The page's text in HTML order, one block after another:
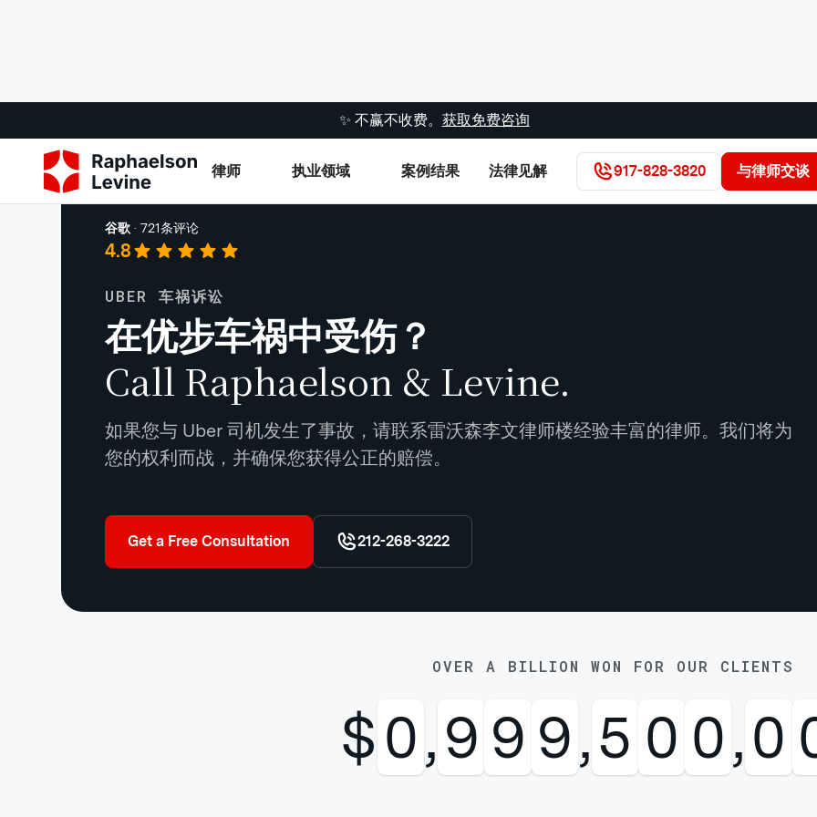
✨ 不赢不收费。 获取免费咨询
律师 执业领域 案例结果 法律见解 917-828-3820
与律师交谈
车祸
谷歌 · 721条评论
4.8
UBER 车祸诉讼
在优步车祸中受伤？
Call Raphaelson & Levine.
如果您与 Uber 司机发生了事故，请联系雷沃森李文律师楼经验丰富的律师。我们将为
您的权利而战，并确保您获得公正的赔偿。
Get a Free Consultation 212-268-3222
OVER A BILLION WON FOR OUR CLIENTS
$0,9 9 9,5 0 0,0